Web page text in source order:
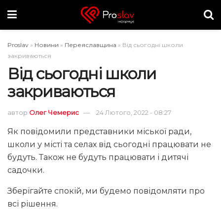
Proslav » Новини » Переяславщина » Від сьогодні школи
закриваються
Від сьогодні школи
закриваються
автор Олег Чемерис 24 Лютого, 2022 - 08:27
Як повідомили представники міської ради,
школи у місті та селах від сьогодні працювати не
будуть. Також не будуть працювати і дитячі
садочки.
Зберігайте спокій, ми будемо повідомляти про
всі рішення.